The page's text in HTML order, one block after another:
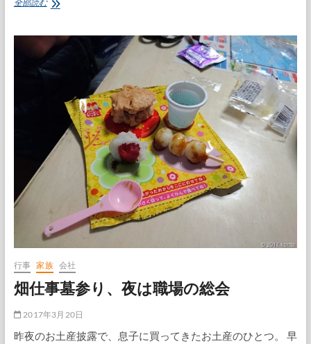
全部読む
い
衆
と
て
点
検
行事 家族 会社
畑仕事墓参り、夜は職場の総会
2017年3月20日
昨夜のお土産披露で、息子に買ってきたお土産のひとつ。 早